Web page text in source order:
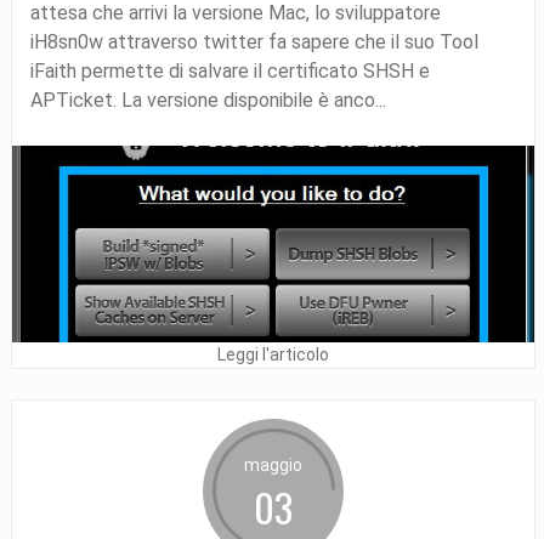
attesa che arrivi la versione Mac, lo sviluppatore
iH8sn0w attraverso twitter fa sapere che il suo Tool
iFaith permette di salvare il certificato SHSH e
APTicket. La versione disponibile è anco...
Leggi l'articolo
maggio
03